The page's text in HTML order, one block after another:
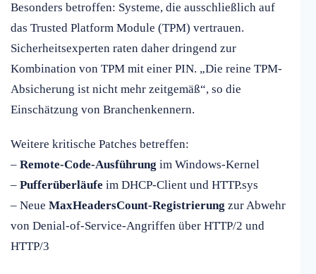
Besonders betroffen: Systeme, die ausschließlich auf
das Trusted Platform Module (TPM) vertrauen.
Sicherheitsexperten raten daher dringend zur
Kombination von TPM mit einer PIN. „Die reine TPM-
Absicherung ist nicht mehr zeitgemäß“, so die
Einschätzung von Branchenkennern.
Weitere kritische Patches betreffen:
– Remote-Code-Ausführung im Windows-Kernel
– Pufferüberläufe im DHCP-Client und HTTP.sys
– Neue MaxHeadersCount-Registrierung zur Abwehr
von Denial-of-Service-Angriffen über HTTP/2 und
HTTP/3